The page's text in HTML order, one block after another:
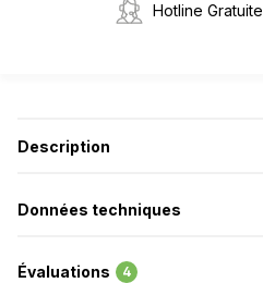
Hotline Gratuite
Description
Données techniques
Évaluations 4